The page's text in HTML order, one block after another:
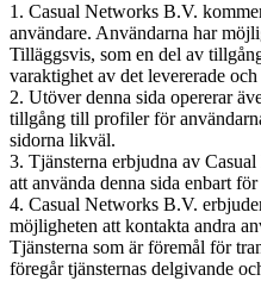
1. Casual Networks B.V.
användare. Användarna har
Tilläggsvis, som en del av
varaktighet av det levererade
2. Utöver denna sida opererar
tillgång till profiler för
sidorna likväl.
3. Tjänsterna erbjudna av
att använda denna sida enbart
4. Casual Networks B.V.
möjligheten att kontakta andra
Tjänsterna som är föremål för
föregår tjänsternas delgivande